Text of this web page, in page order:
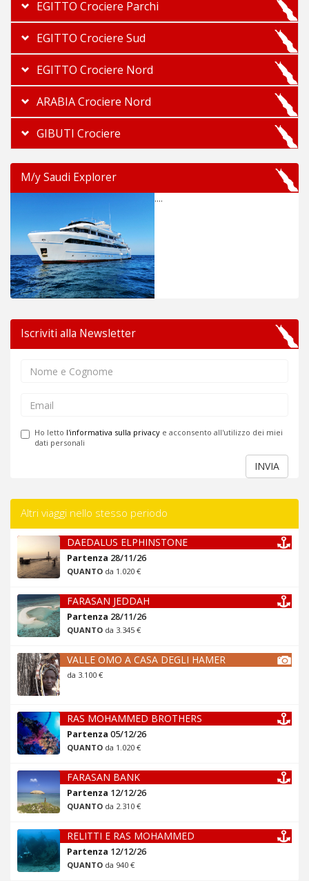
EGITTO Crociere Parchi
EGITTO Crociere Sud
EGITTO Crociere Nord
ARABIA Crociere Nord
GIBUTI Crociere
M/y Saudi Explorer
....
Iscriviti alla Newsletter
Ho letto l'informativa sulla privacy e acconsento all'utilizzo dei miei
dati personali
INVIA
Altri viaggi nello stesso periodo
DAEDALUS ELPHINSTONE
Partenza 28/11/26
QUANTO da 1.020 €
FARASAN JEDDAH
Partenza 28/11/26
QUANTO da 3.345 €
VALLE OMO A CASA DEGLI HAMER
da 3.100 €
RAS MOHAMMED BROTHERS
Partenza 05/12/26
QUANTO da 1.020 €
FARASAN BANK
Partenza 12/12/26
QUANTO da 2.310 €
RELITTI E RAS MOHAMMED
Partenza 12/12/26
QUANTO da 940 €